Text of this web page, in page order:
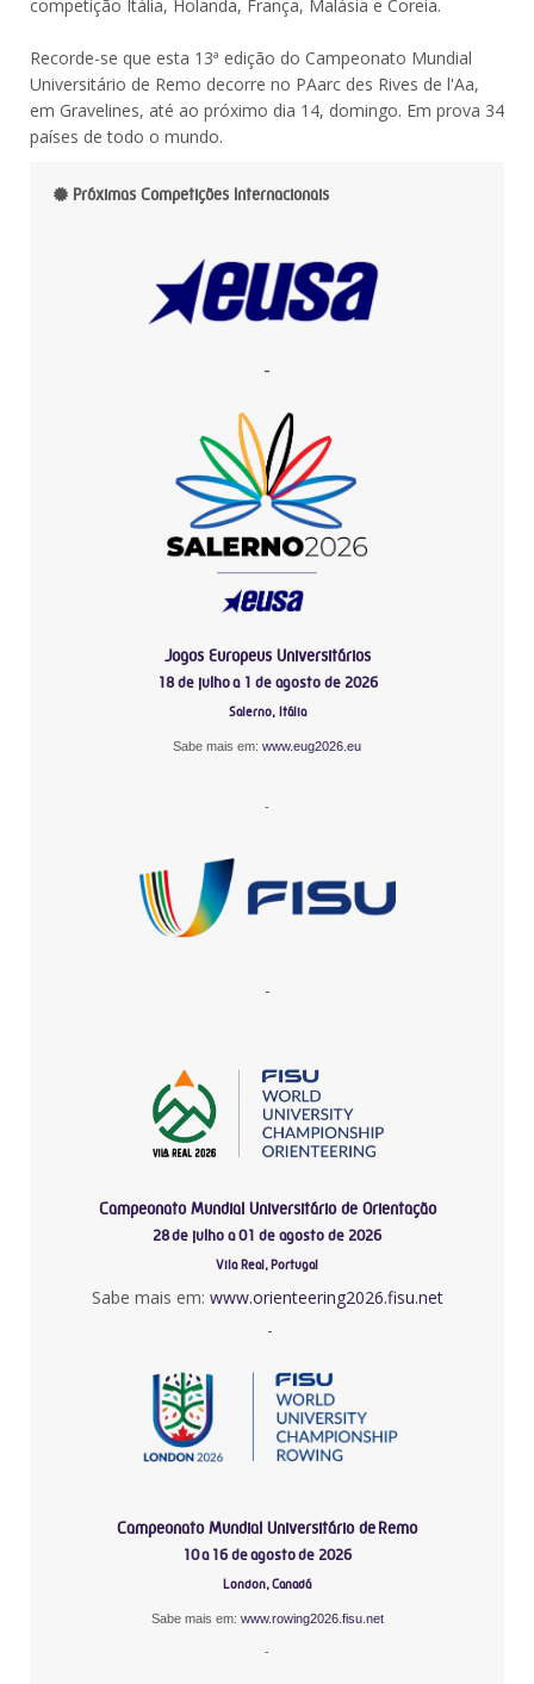
competição Itália, Holanda, França, Malásia e Coreia.
Recorde-se que esta 13ª edição do Campeonato Mundial
Universitário de Remo decorre no PAarc des Rives de l'Aa,
em Gravelines, até ao próximo dia 14, domingo. Em prova 34
países de todo o mundo.
Próximas Competições Internacionais
-
Jogos Europeus Universitários
18 de julho a 1 de agosto de 2026
Salerno, Itália
Sabe mais em: www.eug2026.eu
-
-
Campeonato Mundial Universitário de Orientação
28 de julho a 01 de agosto de 2026
Vila Real, Portugal
Sabe mais em: www.orienteering2026.fisu.net
-
Campeonato Mundial Universitário de Remo
10 a 16 de agosto de 2026
London, Canadá
Sabe mais em: www.rowing2026.fisu.net
-